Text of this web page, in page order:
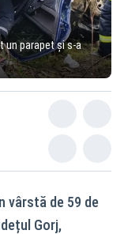
un parapet și s-a
vârstă de 59 de
Gorj,